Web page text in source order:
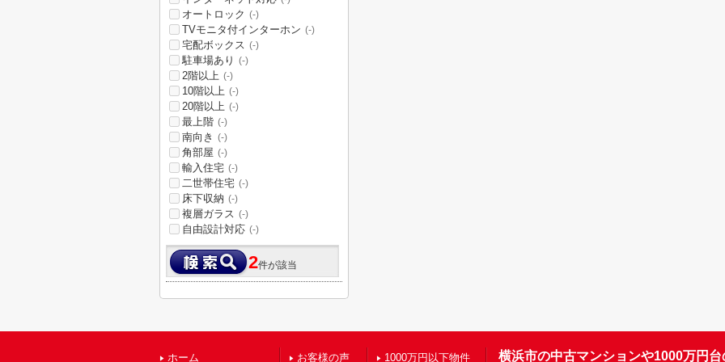
オートロック (-)
TVモニタ付インターホン (-)
宅配ボックス (-)
駐車場あり (-)
2階以上 (-)
10階以上 (-)
20階以上 (-)
最上階 (-)
南向き (-)
角部屋 (-)
輸入住宅 (-)
二世帯住宅 (-)
床下収納 (-)
複層ガラス (-)
自由設計対応 (-)
2件が該当
ホーム お客様の声 1000万円以下物件 横浜市の中古マンションや1000万円